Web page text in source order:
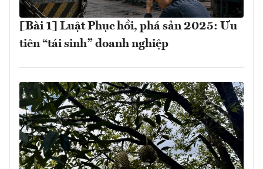
[Bài 1] Luật Phục hồi, phá sản 2025: Ưu
tiên “tái sinh” doanh nghiệp